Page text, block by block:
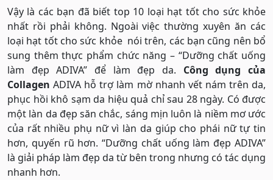
Vậy là các bạn đã biết top 10 loại hạt tốt cho sức khỏe
nhất rồi phải không. Ngoài việc thường xuyên ăn các
loại hạt tốt cho sức khỏe nói trên, các bạn cũng nên bổ
sung thêm thực phẩm chức năng – “Dưỡng chất uống
làm đẹp ADIVA” để làm đẹp da. Công dụng của
Collagen ADIVA hỗ trợ làm mờ nhanh vết nám trên da,
phục hồi khô sạm da hiệu quả chỉ sau 28 ngày. Có được
một làn da đẹp săn chắc, sáng mịn luôn là niềm mơ ước
của rất nhiều phụ nữ vì làn da giúp cho phái nữ tự tin
hơn, quyến rũ hơn. “Dưỡng chất uống làm đẹp ADIVA”
là giải pháp làm đẹp da từ bên trong nhưng có tác dụng
nhanh hơn.